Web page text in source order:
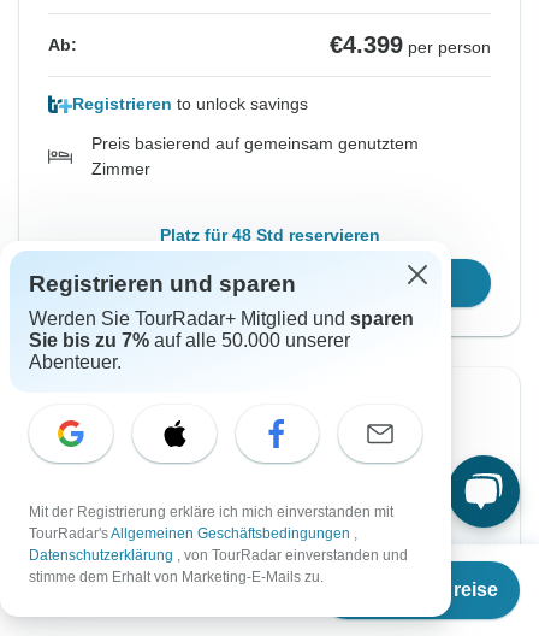
Termine & Preise
Ab: €4.399 per person
Registrieren to unlock savings
Preis basierend auf gemeinsam genutztem
Zimmer
Platz für 48 Std reservieren
Reisetermin wählen
Von Montag Bis Sonntag
Englisch
Garantierte Durchführung
Registrieren und sparen
Werden Sie TourRadar+ Mitglied und sparen
Sie bis zu 7% auf alle 50.000 unserer
Abenteuer.
Mit der Registrierung erkläre ich mich einverstanden mit
TourRadar'sAllgemeinen Geschäftsbedingungen ,
Datenschutzerklärung , von TourRadar einverstanden und
stimme dem Erhalt von Marketing-E-Mails zu.